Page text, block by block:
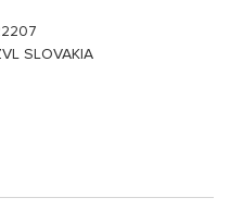
SLOVAKIA